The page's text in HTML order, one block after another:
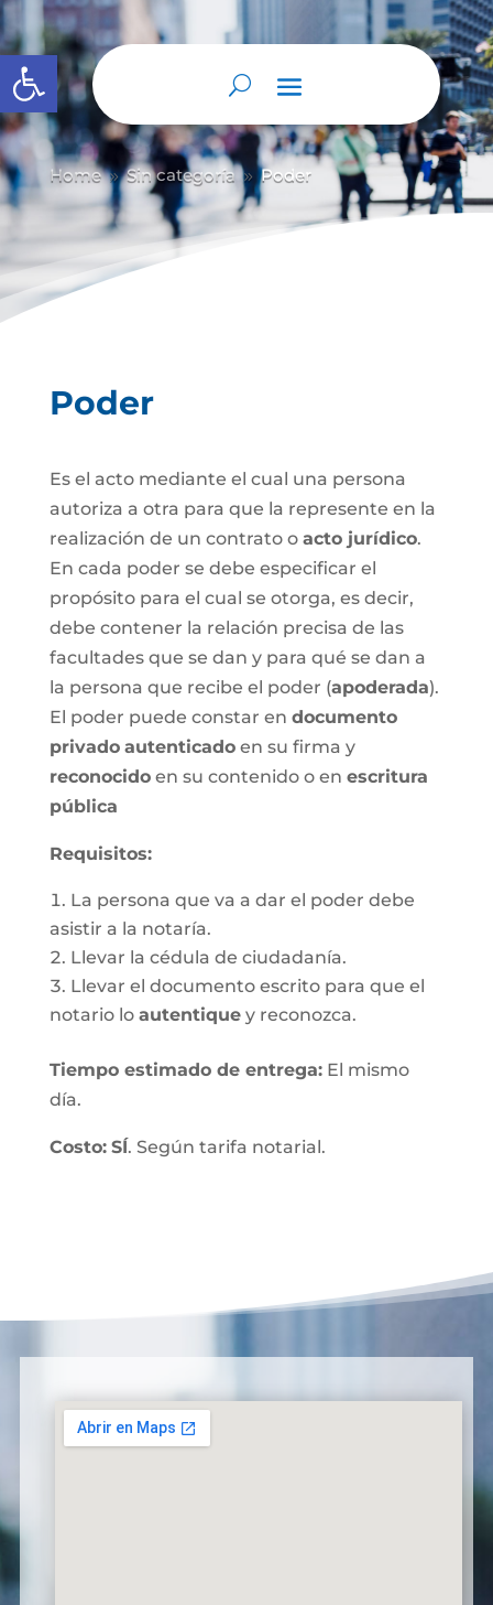
Abrir barra de herramientas
Home 9 Sin categoría 9 Poder
Poder
Es el acto mediante el cual una persona
autoriza a otra para que la represente en la
realización de un contrato o acto jurídico.
En cada poder se debe especificar el
propósito para el cual se otorga, es decir,
debe contener la relación precisa de las
facultades que se dan y para qué se dan a
la persona que recibe el poder (apoderada).
El poder puede constar en documento
privado autenticadoen su firma y
reconocidoen su contenido o en escritura
pública
Requisitos:
La persona que va a dar el poder debe
asistir a la notaría.
Llevar la cédula de ciudadanía.
Llevar el documento escrito para que el
notario lo autentiquey reconozca.
Tiempo estimado de entrega:El mismo
día.
Costo: SÍ. Según tarifa notarial.